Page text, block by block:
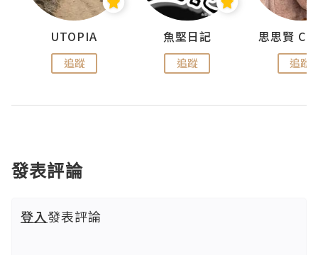
UTOPIA
追蹤
魚堅日記
追蹤 追蹤
發表評論
登入發表評論